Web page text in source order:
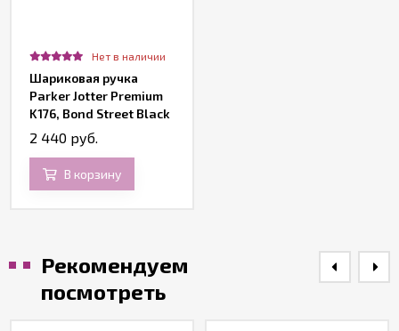
Нет в наличии
Шариковая ручка
Parker Jotter Premium
K176, Bond Street Black
Grid CT
2 440 руб.
В корзину
Рекомендуем
посмотреть